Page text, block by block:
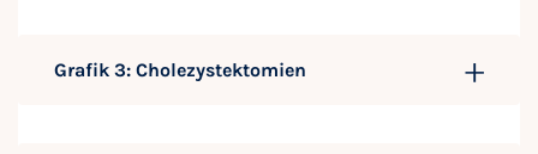
Grafik 3: Cholezystektomien